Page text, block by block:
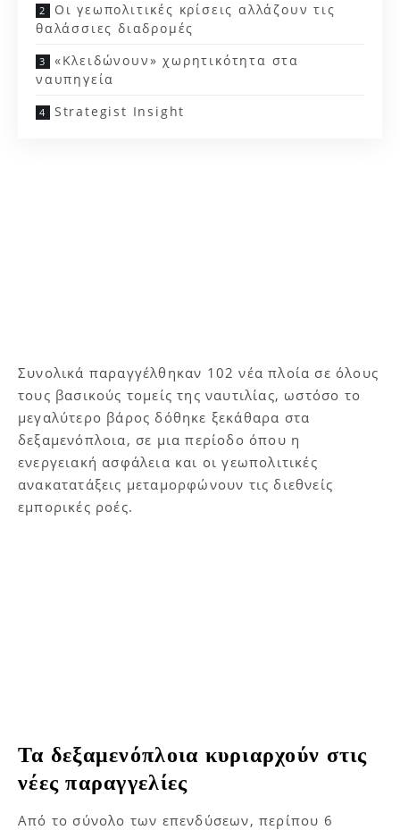
Οι γεωπολιτικές κρίσεις αλλάζουν τις
θαλάσσιες διαδρομές
«Κλειδώνουν» χωρητικότητα στα
ναυπηγεία
Strategist Insight
Συνολικά παραγγέλθηκαν 102 νέα πλοία σε όλους
τους βασικούς τομείς της ναυτιλίας, ωστόσο το
μεγαλύτερο βάρος δόθηκε ξεκάθαρα στα
δεξαμενόπλοια, σε μια περίοδο όπου η
ενεργειακή ασφάλεια και οι γεωπολιτικές
ανακατατάξεις μεταμορφώνουν τις διεθνείς
εμπορικές ροές.
Τα δεξαμενόπλοια κυριαρχούν στις
νέες παραγγελίες
Από το σύνολο των επενδύσεων, περίπου 6